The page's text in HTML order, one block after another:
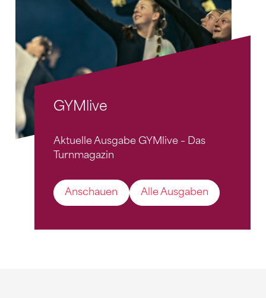
GYMlive
Aktuelle Ausgabe GYMlive – Das
Turnmagazin
Anschauen Alle Ausgaben